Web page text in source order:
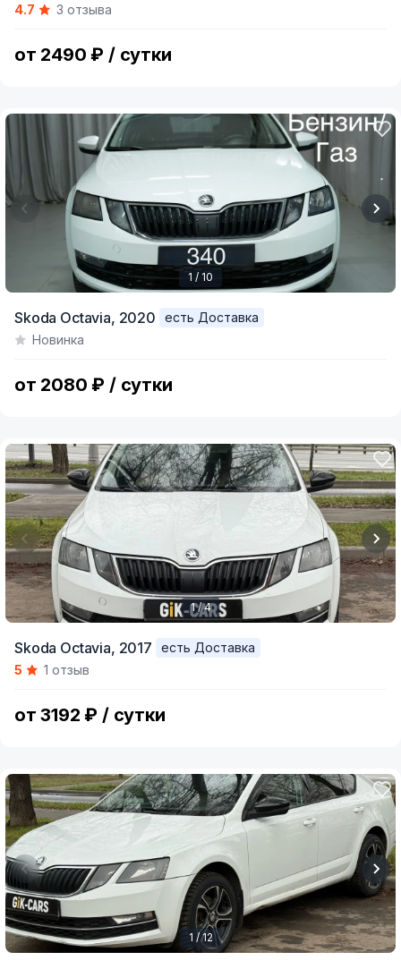
4.7 3 отзыва
от 2490 ₽ / сутки
of
1 / 10
Skoda Octavia, 2020
есть Доставка
Новинка
от 2080 ₽ / сутки
of
1 / 4
Skoda Octavia, 2017
есть Доставка
5
1 отзыв
от 3192 ₽ / сутки
1 / 12